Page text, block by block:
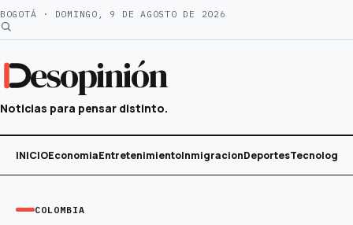
Saltar
al
BOGOTÁ · DOMINGO, 9 DE AGOSTO DE 2026
esopinión
Noticias para pensar distinto.
INICIOEconomiaEntretenimientoInmigracionDeportesTecnología
COLOMBIA